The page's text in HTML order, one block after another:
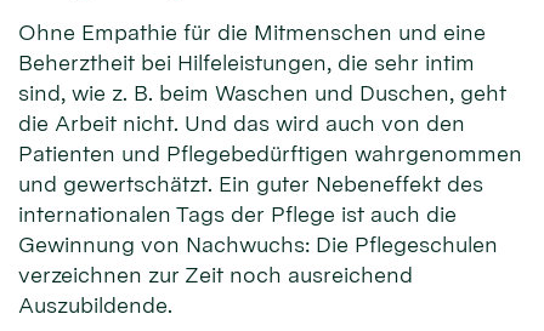
Ohne Empathie für die Mitmenschen und eine
Beherztheit bei Hilfeleistungen, die sehr intim
sind, wie z. B. beim Waschen und Duschen, geht
die Arbeit nicht. Und das wird auch von den
Patienten und Pflegebedürftigen wahrgenommen
und gewertschätzt. Ein guter Nebeneffekt des
internationalen Tags der Pflege ist auch die
Gewinnung von Nachwuchs: Die Pflegeschulen
verzeichnen zur Zeit noch ausreichend
Auszubildende.